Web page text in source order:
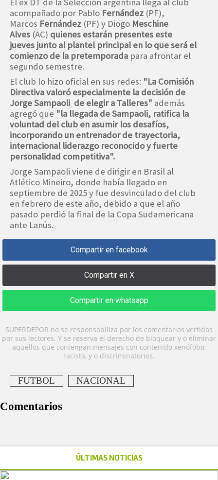
El ex DT de la Selección argentina llega al club
acompañado por Pablo Fernández (PF),
Marcos Fernández (PF) y Diogo Meschine
Alves (AC) quienes estarán presentes este
jueves junto al plantel principal en lo que será el
comienzo de la pretemporada para afrontar el
segundo semestre.
El club lo hizo oficial en sus redes: "La Comisión
Directiva valoró especialmente la decisión de
Jorge Sampaoli de elegir a Talleres" además
agregó que "la llegada de Sampaoli, ratifica la
voluntad del club en asumir los desafíos,
incorporando un entrenador de trayectoria,
internacional liderazgo reconocido y fuerte
personalidad competitiva".
Jorge Sampaoli viene de dirigir en Brasil al
Atlético Mineiro, donde había llegado en
septiembre de 2025 y fue desvinculado del club
en febrero de este año, debido a que el año
pasado perdió la final de la Copa Sudamericana
ante Lanús.
Compartir en facebook
Compartir en X
Compartir en whatsapp
SUPERDEPOR no se responsabiliza por los comentarios vertidos
por sus lectores. Y se reserva el derecho de bloquear y o eliminar
aquellos que contengan mensajes con contenido xenófobo,
racista, y o discriminatorios.
FUTBOL NACIONAL
Comentarios
ÚLTIMAS NOTICIAS